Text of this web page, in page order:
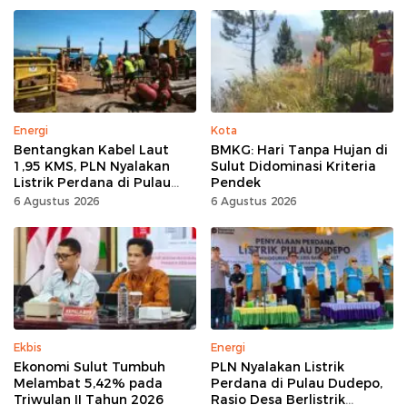
Energi
Bentangkan Kabel Laut
1,95 KMS, PLN Nyalakan
Listrik Perdana di Pulau
Dudepo, Desa Berlistrik di
6 Agustus 2026
Kota
BMKG: Hari Tanpa Hujan di
Sulut Didominasi Kriteria
Pendek
6 Agustus 2026
Ekbis
Ekonomi Sulut Tumbuh
Melambat 5,42% pada
Triwulan II Tahun 2026
Energi
PLN Nyalakan Listrik
Perdana di Pulau Dudepo,
Rasio Desa Berlistrik